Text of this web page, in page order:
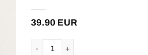
39.90 EUR